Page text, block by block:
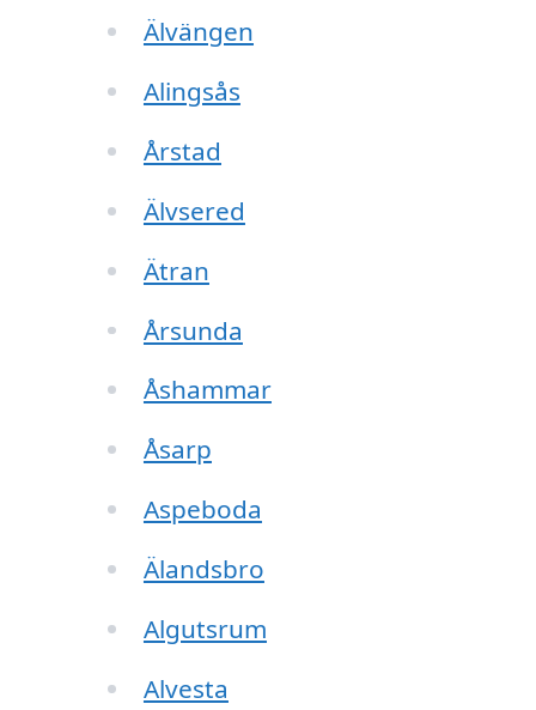
Älvängen
Alingsås
Årstad
Älvsered
Ätran
Årsunda
Åshammar
Åsarp
Aspeboda
Älandsbro
Algutsrum
Alvesta